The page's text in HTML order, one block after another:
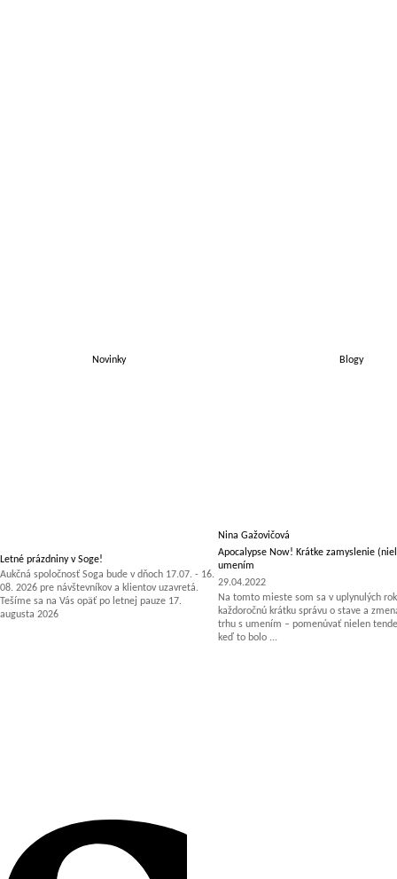
Novinky Blogy
Letné prázdniny v Soge!
Aukčná spoločnosť Soga bude v dňoch 17.07. - 16.
08. 2026 pre návštevníkov a klientov uzavretá.
Tešíme sa na Vás opäť po letnej pauze 17.
augusta 2026
Nina Gažovičová
Apocalypse Now! Krátke zamyslenie
umením
29.04.2022
Na tomto mieste som sa v uplynulých
každoročnú krátku správu o stave a
trhu s umením – pomenúvať nielen
keď to bolo ...